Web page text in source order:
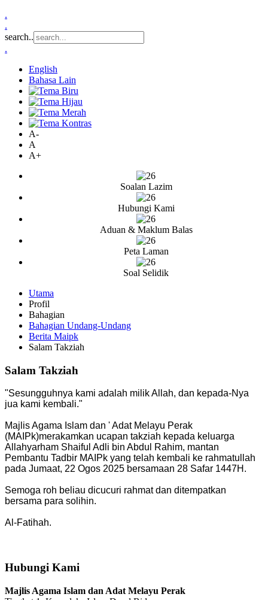
.
.
search..
.
English
Bahasa Lain
A-
A
A+
Soalan Lazim
Hubungi Kami
Aduan & Maklum Balas
Peta Laman
Soal Selidik
Utama
Profil
Bahagian
Bahagian Undang-Undang
Berita Maipk
Salam Takziah
Salam Takziah
"Sesungguhnya kami adalah milik Allah, dan kepada-Nya
jua kami kembali."
Majlis Agama Islam dan ' Adat Melayu Perak
(MAIPk)merakamkan ucapan takziah kepada keluarga
Allahyarham Shaiful Adli bin Abdul Rahim, mantan
Pembantu Tadbir MAIPk yang telah kembali ke rahmatullah
pada Jumaat, 22 Ogos 2025 bersamaan 28 Safar 1447H.
Semoga roh beliau dicucuri rahmat dan ditempatkan
bersama para solihin.
Al-Fatihah.
Hubungi Kami
Majlis Agama Islam dan Adat Melayu Perak